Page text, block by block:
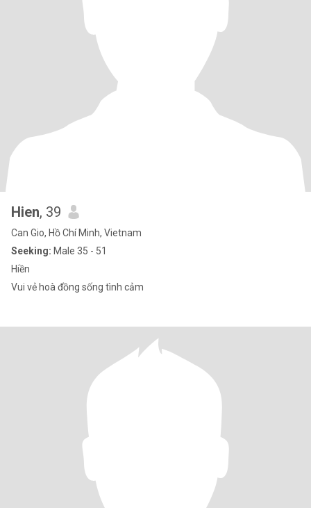
Hien, 39
Can Gio, Hồ Chí Minh, Vietnam
Seeking: Male 35 - 51
Hiền
Vui vẻ hoà đồng sống tình cảm